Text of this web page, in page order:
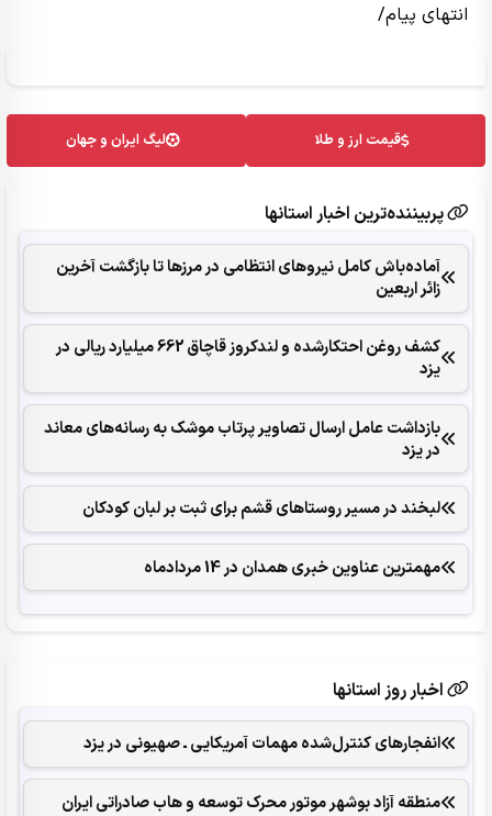
انتهای پیام/
قیمت ارز و طلا لیگ ایران و جهان
پربیننده‌ترین اخبار استانها
آماده‌باش کامل نیروهای انتظامی در مرزها تا بازگشت آخرین
زائر اربعین
کشف روغن احتکارشده و لندکروز قاچاق 662 میلیارد ریالی در
یزد
بازداشت عامل ارسال تصاویر پرتاب موشک به رسانه‌های معاند
در یزد
لبخند در مسیر روستاهای قشم برای ثبت بر لبان کودکان
مهمترین عناوین خبری همدان در 14 مردادماه
اخبار روز استانها
انفجارهای ‌کنترل‌شده ‌مهمات آمریکایی ـ صهیونی در یزد
منطقه آزاد بوشهر موتور محرک توسعه و هاب صادراتی ایران